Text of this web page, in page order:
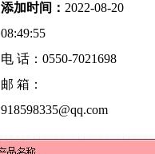
添加时间： 2022-08-20
08:49:55
电 话：0550-7021698
邮 箱：
918598335@qq.com